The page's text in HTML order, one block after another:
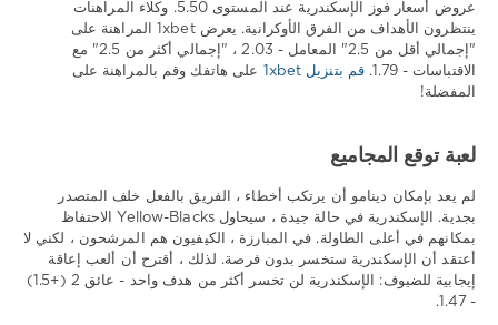
عروض أسعار فوز الإسكندرية عند المستوى 5.50. وكلاء المراهنات
ينتظرون الأهداف من الفرق الأوكرانية. يعرض 1xbet المراهنة على
"إجمالي أقل من 2.5" المعامل - 2.03 ، "إجمالي أكثر من 2.5" مع
الاقتباسات - 1.79.
قم بتنزيل 1xbet
على هاتفك وقم بالمراهنة على
المفضلة!
لعبة توقع المجاميع
لم يعد بإمكان دينامو أن يرتكب أخطاء ، الفريق بالفعل خلف المتصدر
بجدية. الإسكندرية في حالة جيدة ، سيحاول Yellow-Blacks الاحتفاظ
بمكانهم في أعلى الطاولة. في المبارزة ، الكيفيون هم المرشحون ، لكني لا
أعتقد أن الإسكندرية ستخسر بدون فرصة. لذلك ، أقترح أن ألعب إعاقة
إيجابية للضيوف: الإسكندرية لن تخسر أكثر من هدف واحد - عائق 2 (+1.5)
- 1.47.